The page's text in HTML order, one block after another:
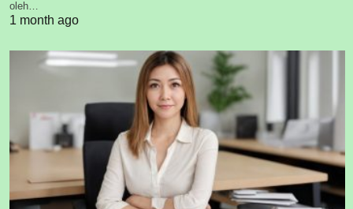
oleh…
1 month ago